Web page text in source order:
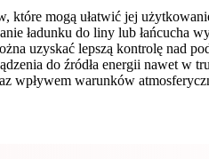
mogą ułatwić jej
ładunku do liny lub łańcucha
uzyskać lepszą kontrolę nad
do źródła energii nawet w
wpływem warunków